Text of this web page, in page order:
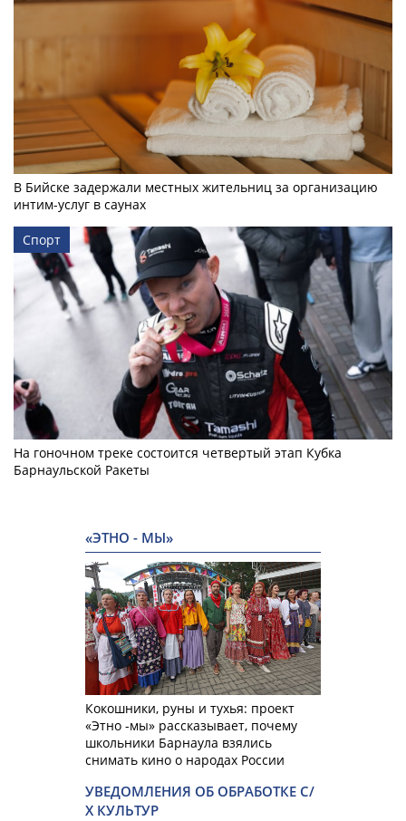
В Бийске задержали местных жительниц за организацию
интим-услуг в саунах
Спорт
На гоночном треке состоится четвертый этап Кубка
Барнаульской Ракеты
«ЭТНО - МЫ»
Кокошники, руны и тухья: проект
«Этно -мы» рассказывает, почему
школьники Барнаула взялись
снимать кино о народах России
УВЕДОМЛЕНИЯ ОБ ОБРАБОТКЕ С/
Х КУЛЬТУР